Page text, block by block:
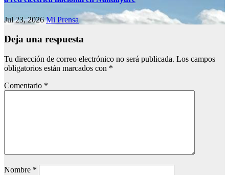
Jul 23, 2026Mi Prensa
Deja una respuesta
Tu dirección de correo electrónico no será publicada. Los campos
obligatorios están marcados con *
Comentario *
Nombre *